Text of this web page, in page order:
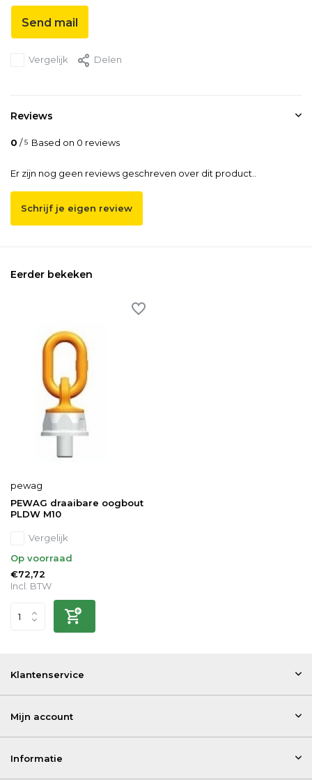
Send mail
Vergelijk Delen
Reviews
0 /5 Based on 0 reviews
Er zijn nog geen reviews geschreven over dit product..
Schrijf je eigen review
Eerder bekeken
pewag
PEWAG draaibare oogbout
PLDW M10
Vergelijk
Op voorraad
€72,72
Incl. BTW
Klantenservice
Mijn account
Informatie